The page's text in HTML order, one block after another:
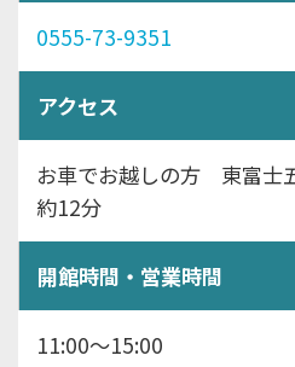
0555-73-9351
アクセス
お車でお越しの方 東富士
約12分
開館時間・営業時間
11:00～15:00